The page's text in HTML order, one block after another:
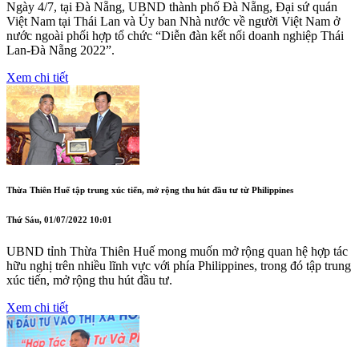
Ngày 4/7, tại Đà Nẵng, UBND thành phố Đà Nẵng, Đại sứ quán
Việt Nam tại Thái Lan và Ủy ban Nhà nước về người Việt Nam ở
nước ngoài phối hợp tổ chức “Diễn đàn kết nối doanh nghiệp Thái
Lan-Đà Nẵng 2022”.
Xem chi tiết
Thừa Thiên Huế tập trung xúc tiến, mở rộng thu hút đầu tư từ Philippines
Thứ Sáu, 01/07/2022 10:01
UBND tỉnh Thừa Thiên Huế mong muốn mở rộng quan hệ hợp tác
hữu nghị trên nhiều lĩnh vực với phía Philippines, trong đó tập trung
xúc tiến, mở rộng thu hút đầu tư.
Xem chi tiết